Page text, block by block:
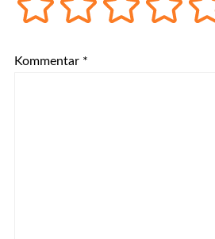
Kommentar *